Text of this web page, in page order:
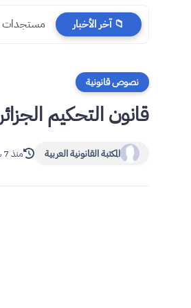
📁 آخر الأخبار مستجدات
نصوص قانونية
قانون التحكيم
المكتبة القانونية العربية منذ 7 سنة